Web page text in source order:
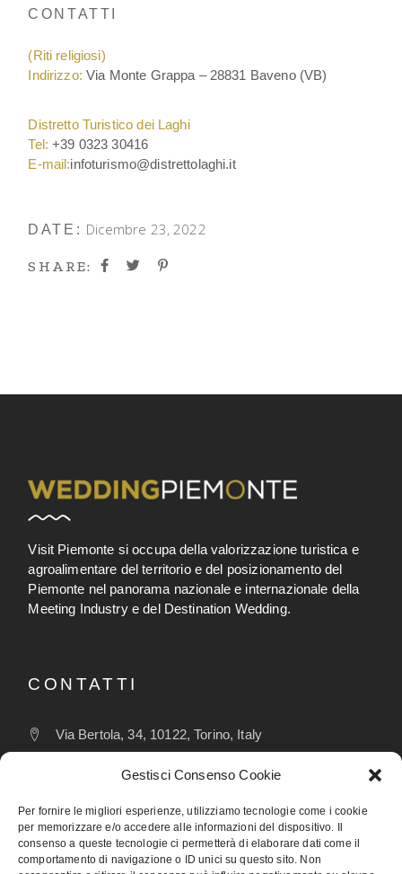
Gestisci Consenso Cookie
Per fornire le migliori esperienze, utilizziamo tecnologie come i cookie
per memorizzare e/o accedere alle informazioni del dispositivo. Il
consenso a queste tecnologie ci permetterà di elaborare dati come il
comportamento di navigazione o ID unici su questo sito. Non
CONTATTI
(Riti religiosi)
Indirizzo: Via Monte Grappa – 28831 Baveno (VB)
Distretto Turistico dei Laghi
Tel: +39 0323 30416
E-mail:infoturismo@distrettolaghi.it
DATE: Dicembre 23, 2022
SHARE:
Visit Piemonte si occupa della valorizzazione turistica e
agroalimentare del territorio e del posizionamento del
Piemonte nel panorama nazionale e internazionale della
Meeting Industry e del Destination Wedding.
CONTATTI
Via Bertola, 34, 10122, Torino, Italy
FOLLOW